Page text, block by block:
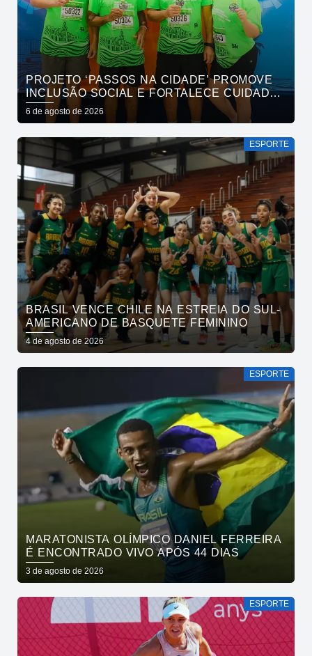
PROJETO ‘PASSOS NA CIDADE’ PROMOVE
INCLUSÃO SOCIAL E FORTALECE CUIDADO
EM SAÚDE MENTAL POR MEIO DA CORRIDA
6 de agosto de 2026
ESPORTE
BRASIL VENCE CHILE NA ESTREIA DO SUL-
AMERICANO DE BASQUETE FEMININO
4 de agosto de 2026
ESPORTE
MARATONISTA OLÍMPICO DANIEL FERREIRA
É ENCONTRADO VIVO APÓS 44 DIAS
3 de agosto de 2026
ESPORTE